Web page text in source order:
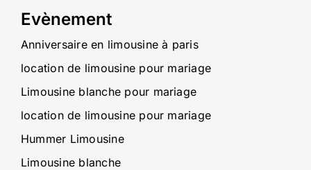
Evènement
Anniversaire en limousine à paris
location de limousine pour mariage
Limousine blanche pour mariage
location de limousine pour mariage
Hummer Limousine
Limousine blanche